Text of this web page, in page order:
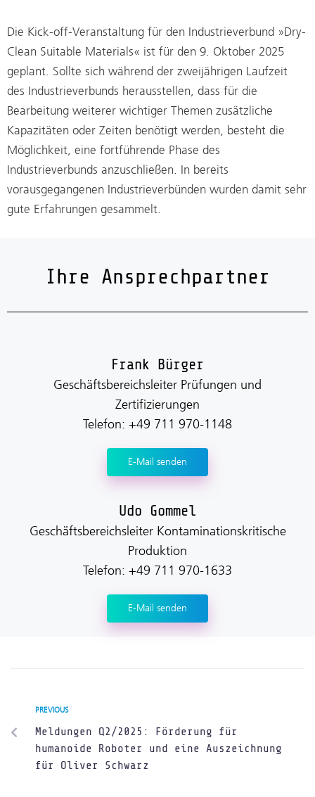
Die Kick-off-Veranstaltung für den Industrieverbund »Dry-
Clean Suitable Materials« ist für den 9. Oktober 2025
geplant. Sollte sich während der zweijährigen Laufzeit
des Industrieverbunds herausstellen, dass für die
Bearbeitung weiterer wichtiger Themen zusätzliche
Kapazitäten oder Zeiten benötigt werden, besteht die
Möglichkeit, eine fortführende Phase des
Industrieverbunds anzuschließen. In bereits
vorausgegangenen Industrieverbünden wurden damit sehr
gute Erfahrungen gesammelt.
Ihre Ansprechpartner
Frank Bürger
Geschäftsbereichsleiter Prüfungen und
Zertifizierungen
Telefon: +49 711 970-1148
E-Mail senden
Udo Gommel
Geschäftsbereichsleiter Kontaminationskritische
Produktion
Telefon: +49 711 970-1633
E-Mail senden
PREVIOUS
Meldungen Q2/2025: Förderung für
humanoide Roboter und eine Auszeichnung
für Oliver Schwarz